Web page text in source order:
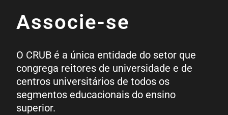
Associe-se
O CRUB é a única entidade do setor que
congrega reitores de universidade e de
centros universitários de todos os
segmentos educacionais do ensino
superior.